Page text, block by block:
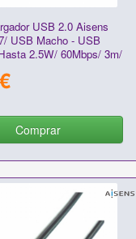
USB 2.0 Aisens
USB Macho - USB
2.5W/ 60Mbps/ 3m/
Comprar